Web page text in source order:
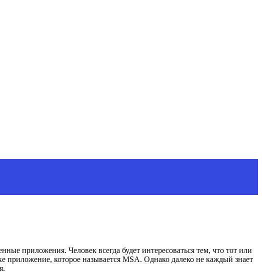
приложения. Человек всегда будет интересоваться тем, что тот или
приложение, которое называется MSA. Однако далеко не каждый знает